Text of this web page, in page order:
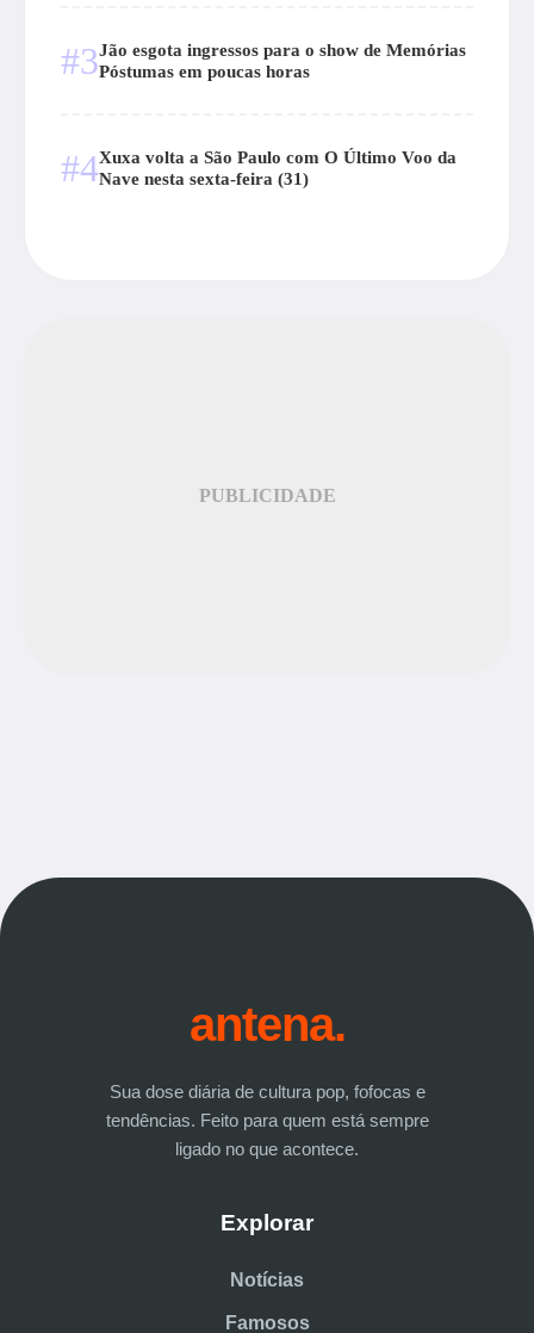
#3Jão esgota ingressos para o show de Memórias
Póstumas em poucas horas
#4Xuxa volta a São Paulo com O Último Voo da
Nave nesta sexta-feira (31)
PUBLICIDADE
antena.
Sua dose diária de cultura pop, fofocas e
tendências. Feito para quem está sempre
ligado no que acontece.
Explorar
Notícias
Famosos